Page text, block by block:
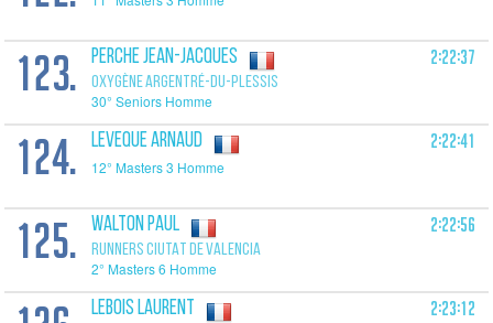
123. PERCHE Jean-Jacques
OXYGÈNE ARGENTRÉ-DU-PLESSIS
30° Seniors Homme
2:22:37
124. LEVEQUE Arnaud
12° Masters 3 Homme
2:22:41
125. WALTON Paul
RUNNERS CIUTAT DE VALENCIA
2° Masters 6 Homme
2:22:56
LEBOIS Laurent 2:23:12